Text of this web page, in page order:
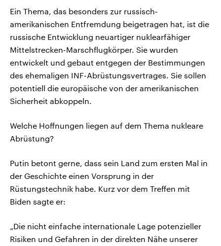
Ein Thema, das besonders zur russisch-
amerikanischen Entfremdung beigetragen hat, ist die
russische Entwicklung neuartiger nuklearfähiger
Mittelstrecken-Marschflugkörper. Sie wurden
entwickelt und gebaut entgegen der Bestimmungen
des ehemaligen INF-Abrüstungsvertrages. Sie sollen
potentiell die europäische von der amerikanischen
Sicherheit abkoppeln.
Welche Hoffnungen liegen auf dem Thema nukleare
Abrüstung?
Putin betont gerne, dass sein Land zum ersten Mal in
der Geschichte einen Vorsprung in der
Rüstungstechnik habe. Kurz vor dem Treffen mit
Biden sagte er:
„Die nicht einfache internationale Lage potenzieller
Risiken und Gefahren in der direkten Nähe unserer